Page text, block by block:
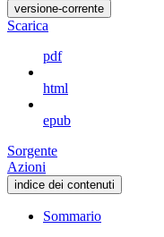
versione-corrente
Scarica
pdf
html
epub
Sorgente
Azioni
indice dei contenuti
Sommario